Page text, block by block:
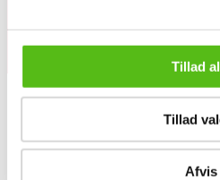
Tillad
Tillad
Afvis
Ring med ferskvands kulturperle
OM OS